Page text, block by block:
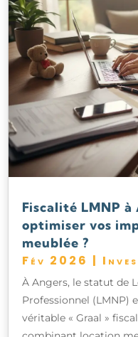
Fiscalité LMNP
optimiser vos
meublée ?
Fév 2026 |
À Angers, le statut de
Professionnel (LMNP)
véritable « Graal »